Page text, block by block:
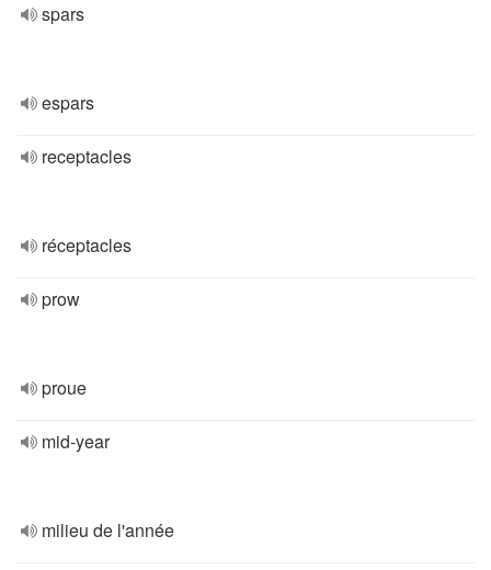
spars
espars
receptacles
réceptacles
prow
proue
mid-year
milieu de l'année